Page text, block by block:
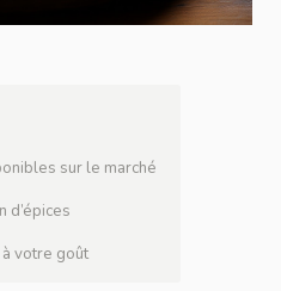
sur le marché
d’épices
votre goût